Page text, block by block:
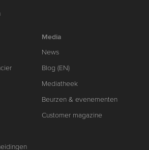
Media
News
Blog (EN)
Mediatheek
Beurzen & evenementen
Customer magazine